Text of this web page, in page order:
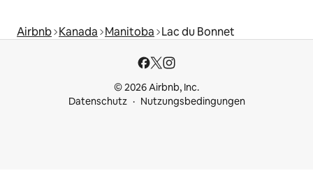
Airbnb Kanada Manitoba Lac du Bonnet
© 2026 Airbnb, Inc.
Datenschutz
Nutzungsbedingungen